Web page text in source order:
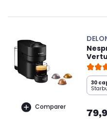
Comparer
30